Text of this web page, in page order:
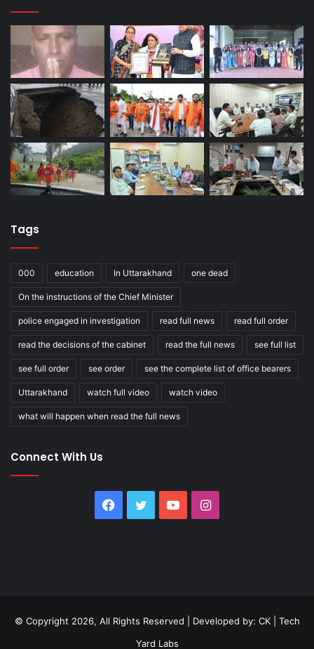
Tags
000 education In Uttarakhand one dead
On the instructions of the Chief Minister
police engaged in investigation read full news read full order
read the decisions of the cabinet read the full news see full list
see full order see order see the complete list of office bearers
Uttarakhand watch full video watch video
what will happen when read the full news
Connect With Us
Facebook
Twitter YouTubeInstagram
© Copyright 2026, All Rights Reserved | Developed by: CK| Tech
Yard Labs